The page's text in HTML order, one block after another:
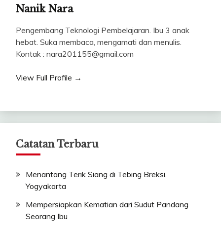
Nanik Nara
Pengembang Teknologi Pembelajaran. Ibu 3 anak
hebat. Suka membaca, mengamati dan menulis.
Kontak : nara201155@gmail.com
View Full Profile →
Catatan Terbaru
Menantang Terik Siang di Tebing Breksi,
Yogyakarta
Mempersiapkan Kematian dari Sudut Pandang
Seorang Ibu